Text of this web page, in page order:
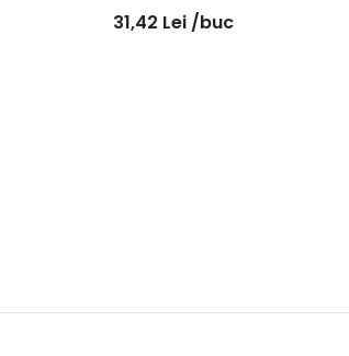
31,42 Lei /buc